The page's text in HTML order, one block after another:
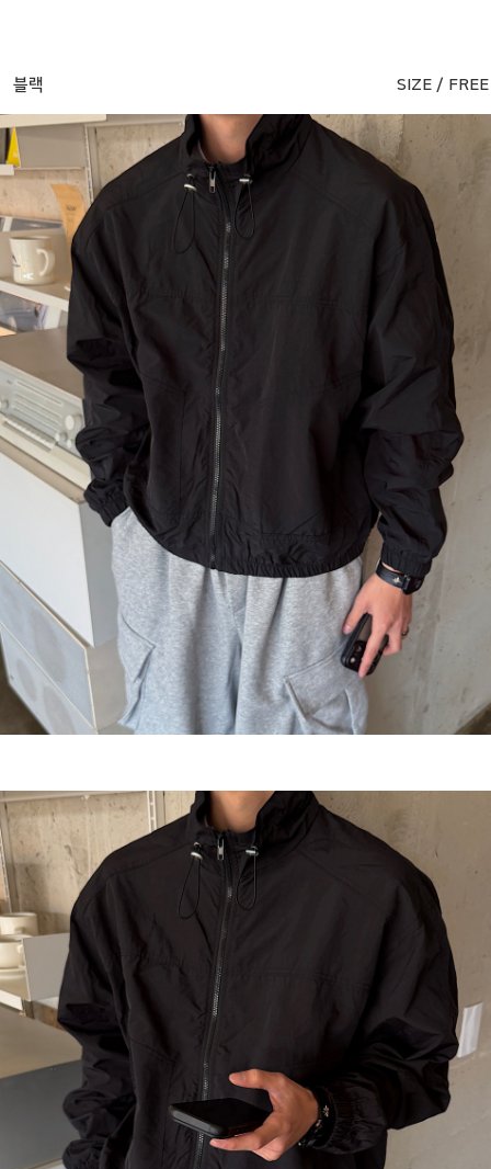
블랙 SIZE / FREE